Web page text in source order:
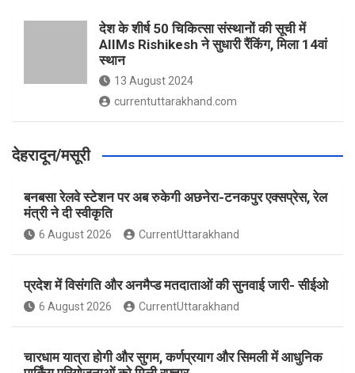
देश के शीर्ष 50 चिकित्सा संस्थानों की सूची में
AIIMs Rishikesh ने सुधारी रैंकिंग, मिला 14वां
स्थान
13 August 2024
currentuttarakhand.com
देहरादून/मसूरी
बनबसा रेलवे स्टेशन पर अब रुकेगी अछनेरा-टनकपुर एक्सप्रेस, रेल
मंत्री ने दी स्वीकृति
6 August 2026 CurrentUttarakhand
प्रदेश में विसंगति और अनमैप्ड मतदाताओं की सुनवाई जारी- सीईओ
6 August 2026 CurrentUttarakhand
चारधाम यात्रा होगी और सुगम, कर्णप्रयाग और सिमली में आधुनिक